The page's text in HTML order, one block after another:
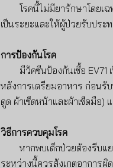
โรคนี้ไม่มียารักษาโดยเ
เป็นระยะและให้ผู้ป่วยรับปร
การป้องกันโรค
มีวัคซีนป้องกันเชื้อ EV71
หลังการเตรียมอาหาร ก่อนรั
ดูด ผ้าเช็ดหน้าและผ้าเช็ดมือ)
วิธีการควบคุมโรค
หากพบเด็กป่วยต้องรีบแ
ระหว่างนี้ควรสังเกตอาการผิ